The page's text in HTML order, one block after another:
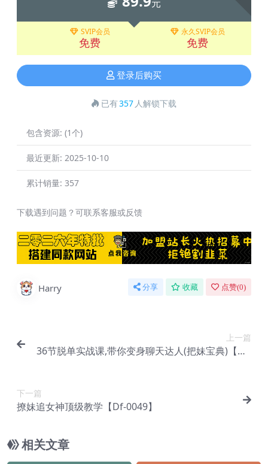
元
SVIP会员
免费
永久SVIP会员
免费
登录后购买
已有357 人解锁下载
包含资源: (1个)
最近更新: 2025-10-10
累计销量: 357
下载遇到问题？可联系客服或反馈
Harry 分享 收藏 点赞(0)
上一篇
36节脱单实战课,带你变身聊天达人(把妹宝典)【Df-
下一篇
撩妹追女神顶级教学【Df-0049】
相关文章